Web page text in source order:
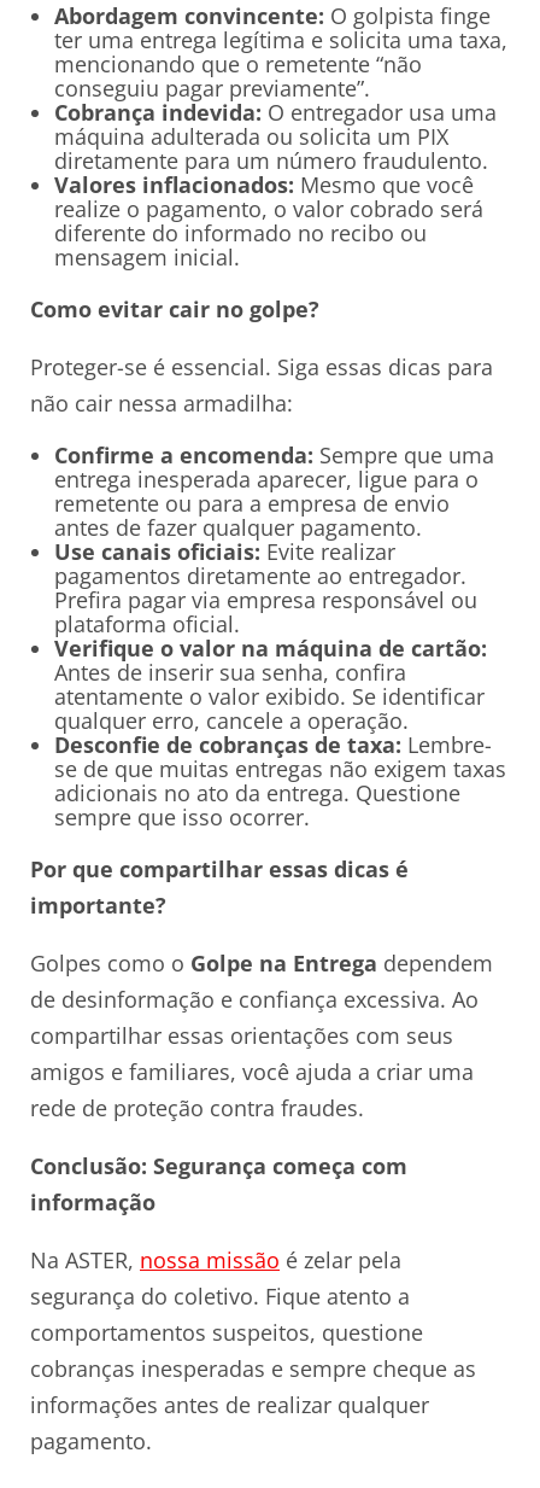
Abordagem convincente: O golpista finge
ter uma entrega legítima e solicita uma taxa,
mencionando que o remetente “não
conseguiu pagar previamente”.
Cobrança indevida: O entregador usa uma
máquina adulterada ou solicita um PIX
diretamente para um número fraudulento.
Valores inflacionados: Mesmo que você
realize o pagamento, o valor cobrado será
diferente do informado no recibo ou
mensagem inicial.
Como evitar cair no golpe?
Proteger-se é essencial. Siga essas dicas para
não cair nessa armadilha:
Confirme a encomenda: Sempre que uma
entrega inesperada aparecer, ligue para o
remetente ou para a empresa de envio
antes de fazer qualquer pagamento.
Use canais oficiais: Evite realizar
pagamentos diretamente ao entregador.
Prefira pagar via empresa responsável ou
plataforma oficial.
Verifique o valor na máquina de cartão:
Antes de inserir sua senha, confira
atentamente o valor exibido. Se identificar
qualquer erro, cancele a operação.
Desconfie de cobranças de taxa: Lembre-
se de que muitas entregas não exigem taxas
adicionais no ato da entrega. Questione
sempre que isso ocorrer.
Por que compartilhar essas dicas é
importante?
Golpes como o Golpe na Entrega dependem
de desinformação e confiança excessiva. Ao
compartilhar essas orientações com seus
amigos e familiares, você ajuda a criar uma
rede de proteção contra fraudes.
Conclusão: Segurança começa com
informação
Na ASTER, nossa missão é zelar pela
segurança do coletivo. Fique atento a
comportamentos suspeitos, questione
cobranças inesperadas e sempre cheque as
informações antes de realizar qualquer
pagamento.